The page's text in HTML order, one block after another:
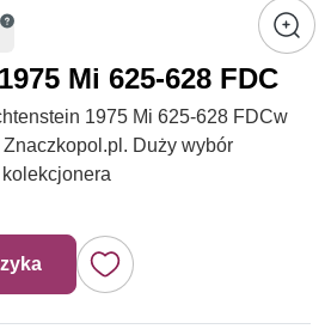
Mi 625-628 FDC
1975 Mi 625-628 FDCw
Duży wybór